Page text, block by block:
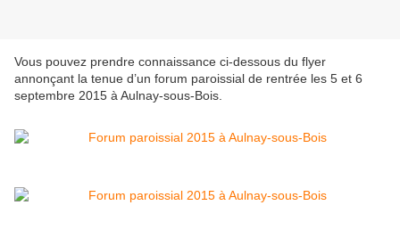
Vous pouvez prendre connaissance ci-dessous du flyer
annonçant la tenue d’un forum paroissial de rentrée les 5 et 6
septembre 2015 à Aulnay-sous-Bois.